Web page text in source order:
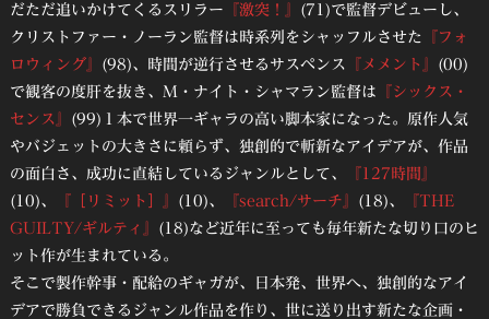
だただ追いかけてくるスリラー 『激突！』 (71)で監督デビューし、
クリストファー・ノーラン監督は時系列をシャッフルさせた
『フォ
ロウィング』 (98)、時間が逆行させるサスペンス 『メメント』 (00)
で観客の度肝を抜き、M・ナイト・シャマラン監督は 『シックス・
センス』 (99)１本で世界一ギャラの高い脚本家になった。原作人気
やバジェットの大きさに頼らず、独創的で斬新なアイデアが、作品
の面白さ、成功に直結しているジャンルとして、
『127時間』
(10)、
『［リミット］』 (10)、 『search/サーチ』 (18)、
『THE
GUILTY/ギルティ』 (18)など近年に至っても毎年新たな切り口のヒ
ット作が生まれている。
そこで製作幹事・配給のギャガが、日本発、世界へ、独創的なアイ
デアで勝負できるジャンル作品を作り、世に送り出す新たな企画・